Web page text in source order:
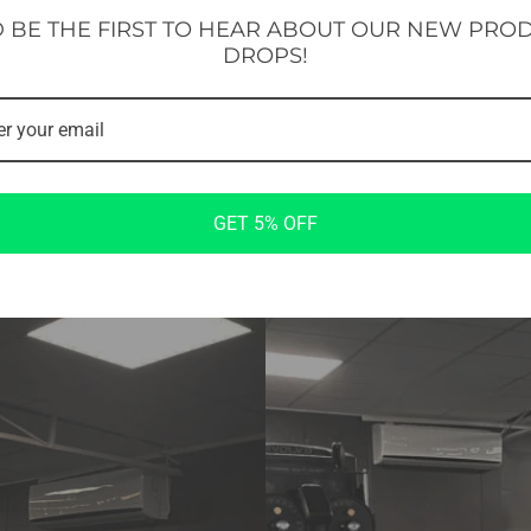
BE THE FIRST TO HEAR ABOUT OUR NEW
DROPS!
GET 5% OFF